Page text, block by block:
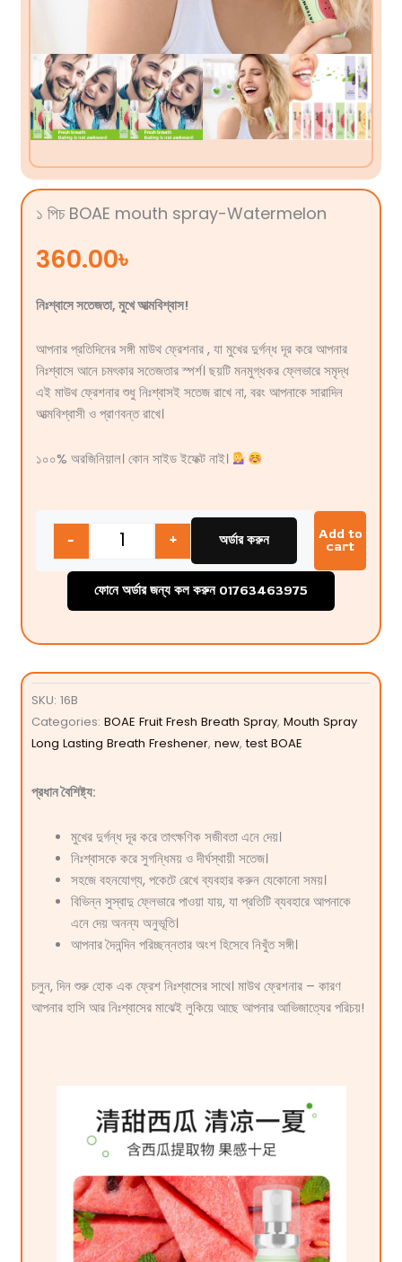
১ পিচ BOAE mouth spray-Watermelon
360.00৳
নিঃশ্বাসে সতেজতা, মুখে আত্মবিশ্বাস!
আপনার প্রতিদিনের সঙ্গী মাউথ ফ্রেশনার , যা মুখের দুর্গন্ধ দূর করে আপনার
নিঃশ্বাসে আনে চমৎকার সতেজতার স্পর্শ। ছয়টি মনমুগ্ধকর ফ্লেভারে সমৃদ্ধ
এই মাউথ ফ্রেশনার শুধু নিঃশ্বাসই সতেজ রাখে না, বরং আপনাকে সারাদিন
আত্মবিশ্বাসী ও প্রাণবন্ত রাখে।
১০০% অরজিনিয়াল। কোন সাইড ইফেক্ট নাই।
Quantity
- + অর্ডার করুন Add to
cart
ফোনে অর্ডার জন্য কল করুন 01763463975
SKU: 16B
Categories: BOAE Fruit Fresh Breath Spray, Mouth Spray
Long Lasting Breath Freshener, new,test BOAE
প্রধান বৈশিষ্ট্য:
মুখের দুর্গন্ধ দূর করে তাৎক্ষণিক সজীবতা এনে দেয়।
নিঃশ্বাসকে করে সুগন্ধিময় ও দীর্ঘস্থায়ী সতেজ।
সহজে বহনযোগ্য, পকেটে রেখে ব্যবহার করুন যেকোনো সময়।
বিভিন্ন সুস্বাদু ফ্লেভারে পাওয়া যায়, যা প্রতিটি ব্যবহারে আপনাকে
এনে দেয় অনন্য অনুভূতি।
আপনার দৈনন্দিন পরিচ্ছন্নতার অংশ হিসেবে নিখুঁত সঙ্গী।
চলুন, দিন শুরু হোক এক ফ্রেশ নিঃশ্বাসের সাথে। মাউথ ফ্রেশনার – কারণ
আপনার হাসি আর নিঃশ্বাসের মাঝেই লুকিয়ে আছে আপনার আভিজাত্যের পরিচয়!